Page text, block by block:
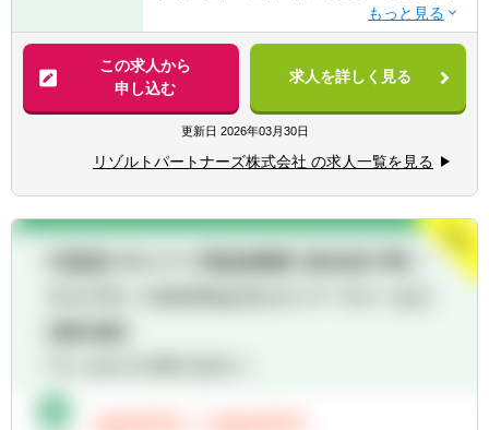
超えた更なるキャリアアップも可能◎
■業界トップクラスの業務の幅広さ
- メンバーの希望やキャリアに合わせて、
M&AからIPO支援・経理支援に至るまで幅広
い業務に関与可能
あると自負
■経験豊富なメンバーによる充実したサポー
ト体制
- 各領域で実務経験豊富なメンバーによる案
より、初めての業務でも不安なくチャレンジ
■公認会計士、税理士
■コンサルティングファーム/FASでの実務経
験2年以上
■監査法人、事業会社での経理・財務
【求める人物像】
動的に行動できる方
■常にクライアントにとってのベストを考え
行動できる方
■M&Aアドバイザリー
- ファイナンシャルアドバイザリー
- デューデリジェンス（財務・税務DD、ビジ
- バリュエーション（株式価値算定、投資採
算分析、PPA等）
- PMI（M&A後の統合計画策定支援、管理体
制構築支援等）
■IPO支援
■税務業務
この求人から
申し込む
求人を詳しく見る
更新日 2026年03月30日
リゾルトパートナーズ株式会社 の求人一覧を見る